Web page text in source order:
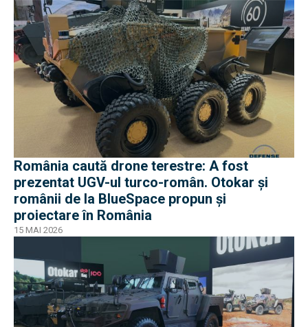
România caută drone terestre: A fost
prezentat UGV-ul turco-român. Otokar și
românii de la BlueSpace propun și
proiectare în România
15 MAI 2026